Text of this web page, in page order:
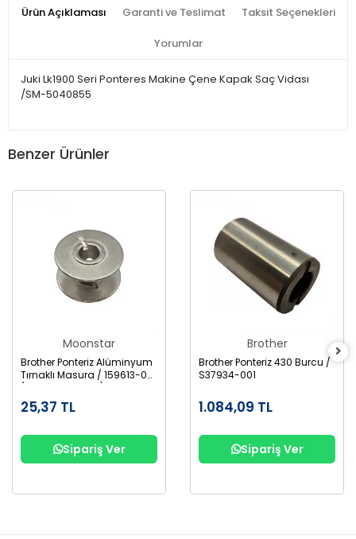
Ürün Açıklaması Garanti ve Teslimat Taksit Seçenekleri
Yorumlar
Juki Lk1900 Seri Ponteres Makine Çene Kapak Saç Vidası
/SM-5040855
Benzer Ürünler
Moonstar
Brother Ponteriz Alüminyum
Tırnaklı Masura / 159613-001
(B1827-280-000)
25,37 TL
Sipariş Ver
Brother
Brother Ponteriz 430 Burcu /
S37934-001
1.084,09 TL
Sipariş Ver